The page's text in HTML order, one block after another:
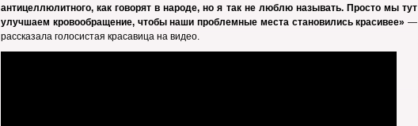
антицеллюлитного, как говорят в народе, но я так не люблю называть. Просто мы тут
улучшаем кровообращение, чтобы наши проблемные места становились красивее» —
рассказала голосистая красавица на видео.